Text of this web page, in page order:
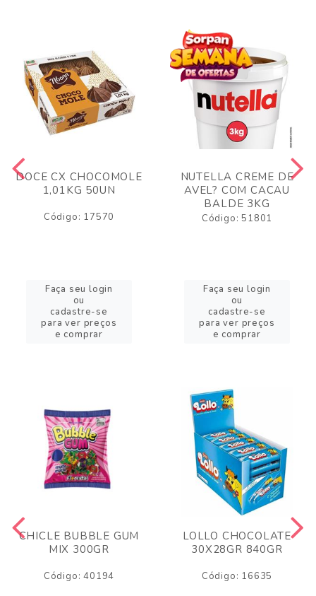
DOCE CX CHOCOMOLE
1,01KG 50UN
Código: 17570
Faça seu login
ou
cadastre-se
para ver preços
e comprar
NUTELLA CREME DE
AVEL? COM CACAU
BALDE 3KG
Código: 51801
Faça seu login
ou
cadastre-se
para ver preços
e comprar
CHICLE BUBBLE GUM
MIX 300GR
Código: 40194
LOLLO CHOCOLATE
30X28GR 840GR
Código: 16635